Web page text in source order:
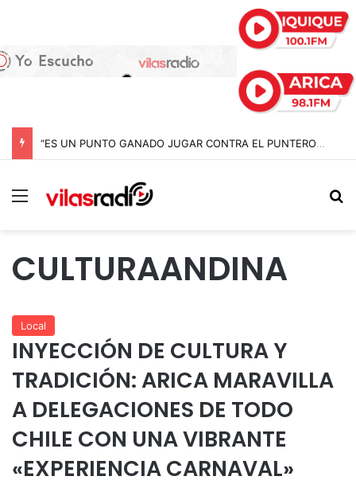
“ES UN PUNTO GANADO JUGAR CONTRA EL PUNTERO” HERNÁN PEÑA TRAS EL EMPATE CON COBRELOA
Menú
CULTURAANDINA
Local
INYECCIÓN DE CULTURA Y
TRADICIÓN: ARICA MARAVILLA
A DELEGACIONES DE TODO
CHILE CON UNA VIBRANTE
«EXPERIENCIA CARNAVAL»